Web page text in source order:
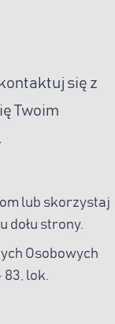
się z
Twoim
lub skorzystaj
dołu strony.
Osobowych
83, lok.